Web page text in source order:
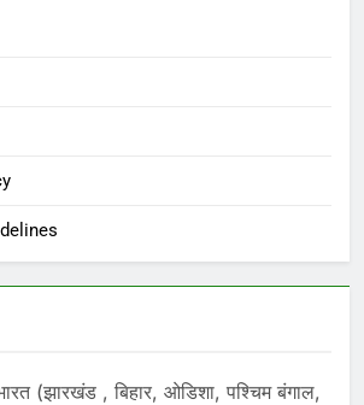
(झारखंड , बिहार, ओडिशा, पश्चिम बंगाल,